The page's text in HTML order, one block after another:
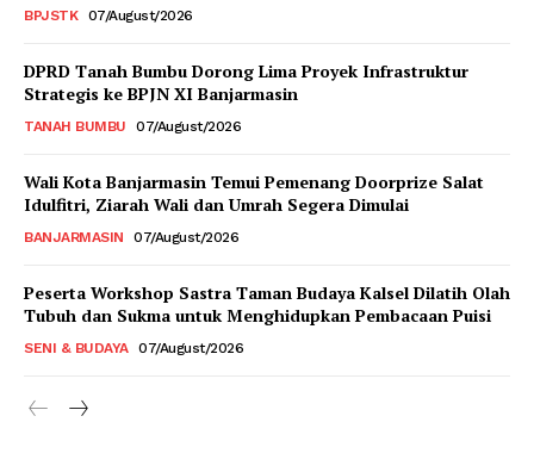
BPJSTK 07/August/2026
DPRD Tanah Bumbu Dorong Lima Proyek Infrastruktur
Strategis ke BPJN XI Banjarmasin
TANAH BUMBU 07/August/2026
Wali Kota Banjarmasin Temui Pemenang Doorprize Salat
Idulfitri, Ziarah Wali dan Umrah Segera Dimulai
BANJARMASIN 07/August/2026
Peserta Workshop Sastra Taman Budaya Kalsel Dilatih Olah
Tubuh dan Sukma untuk Menghidupkan Pembacaan Puisi
SENI & BUDAYA 07/August/2026